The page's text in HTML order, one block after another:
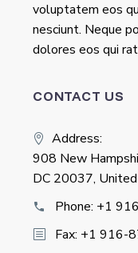
voluptatem eos
nesciunt. Neque
dolores eos qui
CONTACT US
Address:
908 New
DC 20037,
Phone: +1
Fax: +1 916-